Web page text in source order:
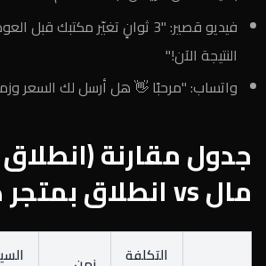
فيديو قصير: "3 ثوانٍ تغيّر مكتبك
النتيجة الآن!"
واتساب: "مرحبًا 👋 هل أرسل لك السعر
جدول مقارنة
مال vs انطلاق بمتجر كامل)
التكلفة